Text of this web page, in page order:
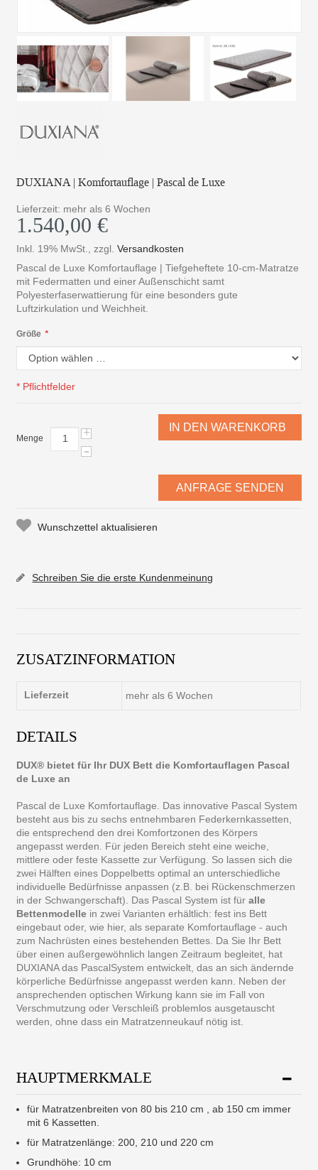
DUXIANA | Komfortauflage | Pascal de Luxe
Lieferzeit: mehr als 6 Wochen
1.540,00 €
Inkl. 19% MwSt. ,zzgl.Versandkosten
Pascal de Luxe Komfortauflage | Tiefgeheftete 10-cm-Matratze
mit Federmatten und einer Außenschicht samt
Polyesterfaserwattierung für eine besonders gute
Luftzirkulation und Weichheit.
*
Größe
* Pflichtfelder
Menge +
-
IN DEN WARENKORB
ANFRAGE SENDEN
Wunschzettel aktualisieren
Schreiben Sie die erste Kundenmeinung
ZUSATZINFORMATION
Lieferzeit mehr als 6 Wochen
DETAILS
DUX® bietet für Ihr DUX Bett die Komfortauflagen Pascal
de Luxe an
Pascal de Luxe Komfortauflage. Das innovative Pascal System
besteht aus bis zu sechs entnehmbaren Federkernkassetten,
die entsprechend den drei Komfortzonen des Körpers
angepasst werden. Für jeden Bereich steht eine weiche,
mittlere oder feste Kassette zur Verfügung. So lassen sich die
zwei Hälften eines Doppelbetts optimal an unterschiedliche
individuelle Bedürfnisse anpassen (z.B. bei Rückenschmerzen
in der Schwangerschaft). Das Pascal System ist füralle
Bettenmodelle in zwei Varianten erhältlich: fest ins Bett
eingebaut oder, wie hier, als separate Komfortauflage - auch
zum Nachrüsten eines bestehenden Bettes. Da Sie Ihr Bett
über einen außergewöhnlich langen Zeitraum begleitet, hat
DUXIANA das PascalSystem entwickelt, das an sich ändernde
körperliche Bedürfnisse angepasst werden kann. Neben der
ansprechenden optischen Wirkung kann sie im Fall von
Verschmutzung oder Verschleiß problemlos ausgetauscht
werden, ohne dass ein Matratzenneukauf nötig ist.
HAUPTMERKMALE
für Matratzenbreiten von 80 bis 210 cm , ab 150 cm immer
mit 6 Kassetten.
für Matratzenlänge: 200, 210 und 220 cm
Grundhöhe: 10 cm